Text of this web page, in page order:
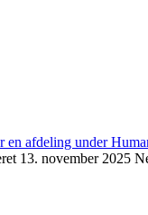
13. november 2025